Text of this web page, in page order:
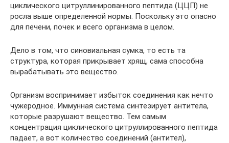
циклического цитруллинированного пептида (ЦЦП) не
росла выше определенной нормы. Поскольку это опасно
для печени, почек и всего организма в целом.
Дело в том, что синовиальная сумка, то есть та
структура, которая прикрывает хрящ, сама способна
вырабатывать это вещество.
Организм воспринимает избыток соединения как нечто
чужеродное. Иммунная система синтезирует антитела,
которые разрушают вещество. Тем самым
концентрация циклического цитруллированного пептида
падает, а вот количество соединений (антител),